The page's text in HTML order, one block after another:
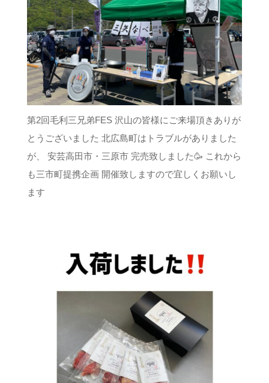
第2回毛利三兄弟FES 沢山の皆様にご来場頂きありが
とうございました 北広島町はトラブルがありました
が、 安芸高田市・三原市 完売致しました🥳 これから
も三市町提携企画 開催致しますので宜しくお願いし
ます